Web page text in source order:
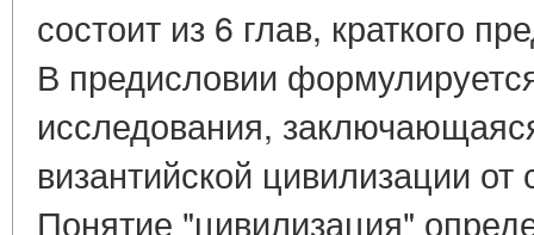
состоит из 6 глав, краткого
В предисловии
исследования,
византийской цивилизации
Понятие "цивилизация"